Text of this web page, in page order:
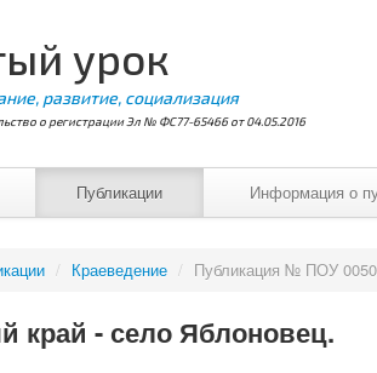
урок
развитие, социализация
о регистрации Эл № ФС77-65466 от 04.05.2016
Публикации Информация о
/ Краеведение / Публикация № ПОУ
край - село Яблоновец.